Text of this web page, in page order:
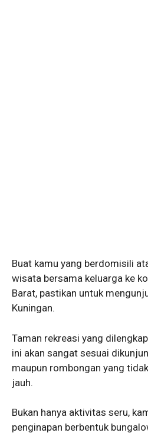
Buat kamu yang berdomisili
wisata bersama keluarga ke
Barat, pastikan untuk
Kuningan.
Taman rekreasi yang
ini akan sangat sesuai
maupun rombongan yang
jauh.
Bukan hanya aktivitas seru,
penginapan berbentuk